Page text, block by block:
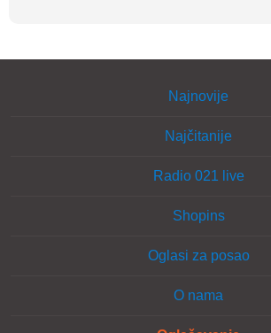
Najnovije
Najčitanije
Radio 021 live
Shopins
Oglasi za posao
O nama